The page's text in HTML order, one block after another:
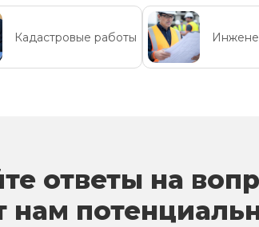
Кадастровые работы
ответы на
нам